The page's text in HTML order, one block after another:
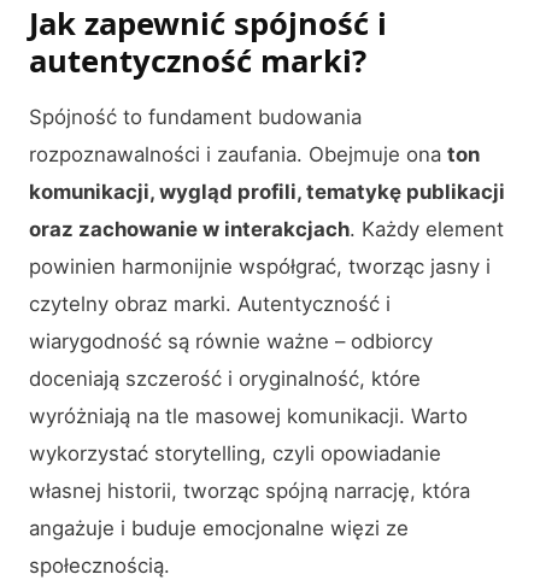
Jak zapewnić spójność i
autentyczność marki?
Spójność to fundament budowania
rozpoznawalności i zaufania. Obejmuje ona ton
komunikacji, wygląd profili, tematykę publikacji
oraz zachowanie w interakcjach. Każdy element
powinien harmonijnie współgrać, tworząc jasny i
czytelny obraz marki. Autentyczność i
wiarygodność są równie ważne – odbiorcy
doceniają szczerość i oryginalność, które
wyróżniają na tle masowej komunikacji. Warto
wykorzystać storytelling, czyli opowiadanie
własnej historii, tworząc spójną narrację, która
angażuje i buduje emocjonalne więzi ze
społecznością.